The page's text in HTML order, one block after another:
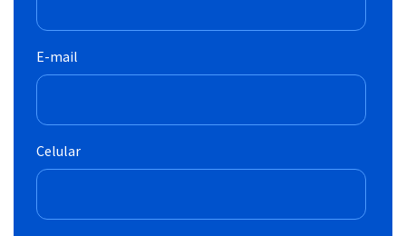
E-mail
Celular